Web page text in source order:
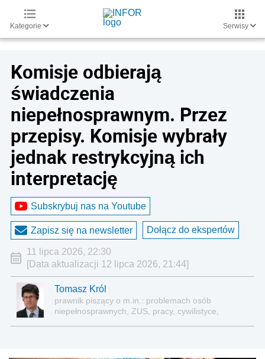
Kategorie Serwisy
Komisje odbierają
świadczenia
niepełnosprawnym. Przez
przepisy. Komisje wybrały
jednak restrykcyjną ich
interpretację
Subskrybuj nas na Youtube
Zapisz się na newsletter Dołącz do ekspertów
11 lipca 2026, 22:30
[Data aktualizacji 12 lipca 2026, 21:44]
Tomasz Król
prawnik piszący o m.in.: problemach osób
niepełnosprawnych, ZUS, pracy, cywilistyce,